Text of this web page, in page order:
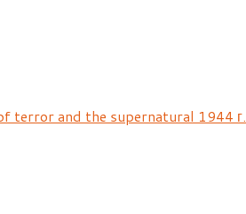
terror and the supernatural 1944 г.